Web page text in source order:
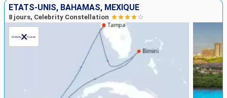
ÉTATS-UNIS, BAHAMAS, MEXIQUE
8 jours, Celebrity Constellation